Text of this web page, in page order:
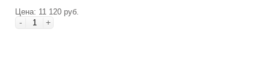
Цена: 11 120 руб.
- +